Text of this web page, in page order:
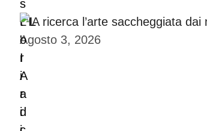
L’IA ricerca l’arte saccheggiata dai
Agosto 3, 2026